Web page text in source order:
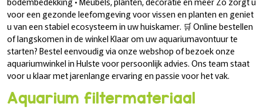
voor een gezonde leefomgeving voor vissen en planten en geniet
u van een stabiel ecosysteem in uw huiskamer. 🛒 Online bestellen
of langskomen in de winkel Klaar om uw aquariumavontuur te
starten? Bestel eenvoudig via onze webshop of bezoek onze
aquariumwinkel in Hulste voor persoonlijk advies. Ons team staat
voor u klaar met jarenlange ervaring en passie voor het vak.
Aquarium filtermateriaal